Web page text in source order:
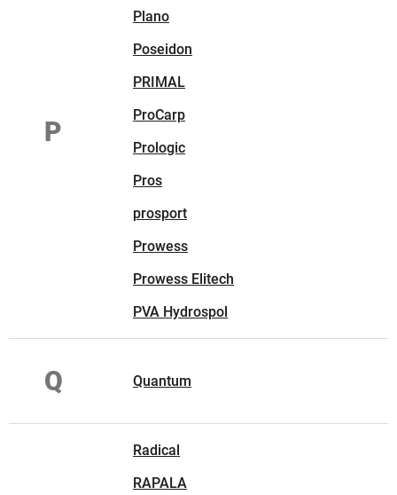
P
Plano
Poseidon
PRIMAL
ProCarp
Prologic
Pros
prosport
Prowess
Prowess Elitech
PVA Hydrospol
Q Quantum
Radical
RAPALA